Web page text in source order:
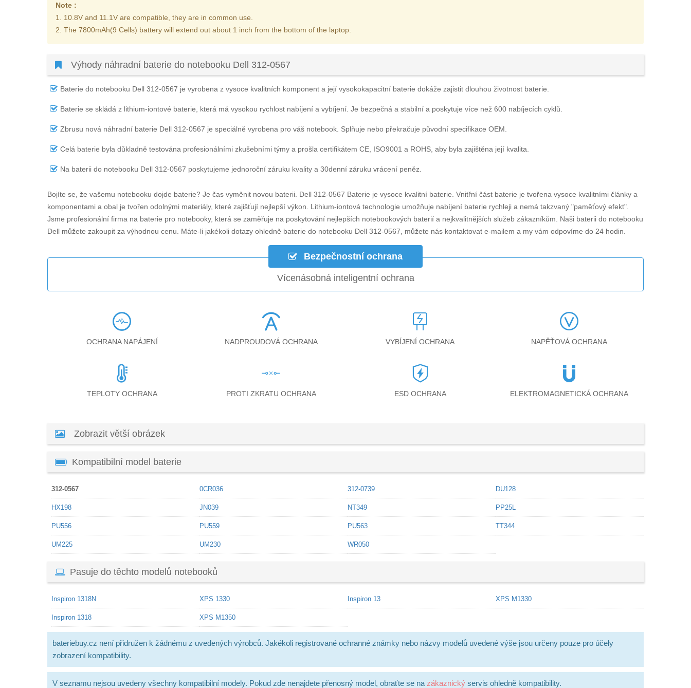
Note :
1. 10.8V and 11.1V are compatible, they are in common use.
2. The 7800mAh(9 Cells) battery will extend out about 1 inch from the bottom of the laptop.
Výhody náhradní baterie do notebooku Dell 312-0567
Baterie do notebooku Dell 312-0567 je vyrobena z vysoce kvalitních komponent a její vysokokapacitní baterie dokáže zajistit dlouhou životnost baterie.
Baterie se skládá z lithium-iontové baterie, která má vysokou rychlost nabíjení a vybíjení. Je bezpečná a stabilní a poskytuje více než 600 nabíjecích cyklů.
Zbrusu nová náhradní baterie Dell 312-0567 je speciálně vyrobena pro váš notebook. Splňuje nebo překračuje původní specifikace OEM.
Celá baterie byla důkladně testována profesionálními zkušebními týmy a prošla certifikátem CE, ISO9001 a ROHS, aby byla zajištěna její kvalita.
Na baterii do notebooku Dell 312-0567 poskytujeme jednoroční záruku kvality a 30denní záruku vrácení peněz.
Bojíte se, že vašemu notebooku dojde baterie? Je čas vyměnit novou baterii. Dell 312-0567 Baterie je vysoce kvalitní baterie. Vnitřní část baterie je tvořena vysoce kvalitními články a
komponentami a obal je tvořen odolnými materiály, které zajišťují nejlepší výkon. Lithium-iontová technologie umožňuje nabíjení baterie rychleji a nemá takzvaný "paměťový efekt".
Jsme profesionální firma na baterie pro notebooky, která se zaměřuje na poskytování nejlepších notebookových baterií a nejkvalitnějších služeb zákazníkům. Naši baterii do notebooku
Dell můžete zakoupit za výhodnou cenu. Máte-li jakékoli dotazy ohledně baterie do notebooku Dell 312-0567 , můžete nás kontaktovat e-mailem a my vám odpovíme do 24 hodin.
Bezpečnostní ochrana
Vícenásobná inteligentní ochrana
OCHRANA NAPÁJENÍ NADPROUDOVÁ OCHRANA VYBÍJENÍ OCHRANA NAPĚŤOVÁ OCHRANA
TEPLOTY OCHRANA PROTI ZKRATU OCHRANA ESD OCHRANA ELEKTROMAGNETICKÁ OCHRANA
Zobrazit větší obrázek
Kompatibilní model baterie
312-0567 0CR036 312-0739 DU128
HX198 JN039 NT349 PP25L
PU556 PU559 PU563 TT344
UM225 UM230 WR050
Pasuje do těchto modelů notebooků
Inspiron 1318N XPS 1330 Inspiron 13 XPS M1330
Inspiron 1318 XPS M1350
bateriebuy.cz není přidružen k žádnému z uvedených výrobců. Jakékoli registrované ochranné známky nebo názvy modelů uvedené výše jsou určeny pouze pro účely
zobrazení kompatibility.
V seznamu nejsou uvedeny všechny kompatibilní modely. Pokud zde nenajdete přenosný model, obraťte se na zákaznický servis ohledně kompatibility.